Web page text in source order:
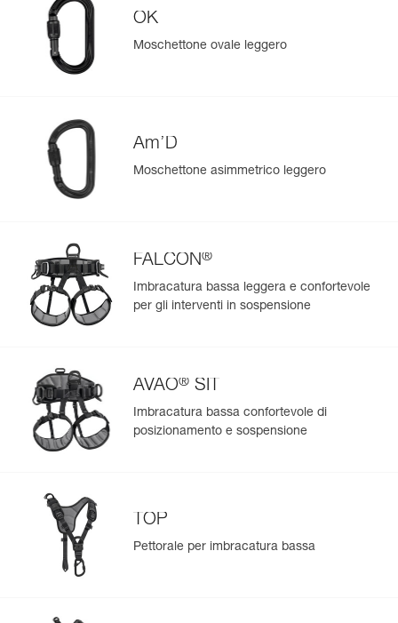
riducendo così l’usura del dispositivo,
- riparabile, è possibile sostituire la camma e il perno,
grazie al kit di riparazione (venduto separatamente, codice
D021CA00).
Visualizza lo storico di un prodotto dalla sua data di
produzione.
Per saperne di più
OK
Moschettone ovale leggero
Am’D
Moschettone asimmetrico leggero
FALCON®
Imbracatura bassa leggera e confortevole
per gli interventi in sospensione
AVAO® SIT
Imbracatura bassa confortevole di
posizionamento e sospensione
TOP
Pettorale per imbracatura bassa